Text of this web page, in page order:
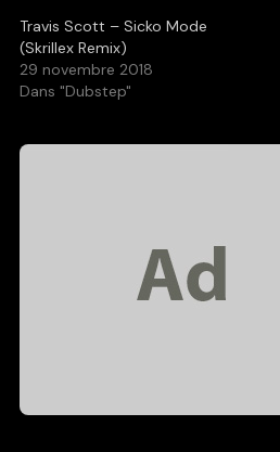
Travis Scott – Sicko Mode
(Skrillex Remix)
29 novembre 2018
Dans "Dubstep"